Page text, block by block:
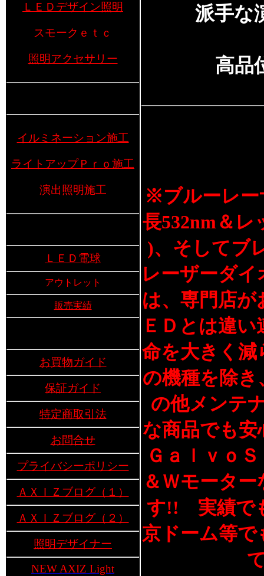
ＬＥＤデザイン照明
スモークｅｔｃ
照明アクセサリー
イルミネーション施工
ライトアップＰｒｏ施工
演出照明施工
ＬＥＤ電球
アウトレット
販売実績
お買物ガイド
保証ガイド
特定商取引法
お問合せ
プライバシーポリシー
ＡＸＩＺブログ（１）
ＡＸＩＺブログ（２）
照明デザイナー
NEW AXIZ Light
派手な演
高品
※ブルーレー
長532nm＆レ
)、そしてブ
レーザーダ
は、専門店
ＥＤとは違
命を大きく減
の機種を除
の他メンテ
な商品でも
Ｇａｌｖｏ
＆Ｗモータ
す!! 実績で
京ドーム等